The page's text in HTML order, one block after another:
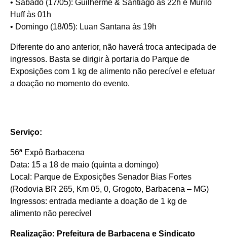
• Sábado (17/05): Guilherme & Santiago às 22h e Murilo
Huff às 01h
• Domingo (18/05): Luan Santana às 19h
Diferente do ano anterior, não haverá troca antecipada de
ingressos. Basta se dirigir à portaria do Parque de
Exposições com 1 kg de alimento não perecível e efetuar
a doação no momento do evento.
Serviço:
56ª Expô Barbacena
Data: 15 a 18 de maio (quinta a domingo)
Local: Parque de Exposições Senador Bias Fortes
(Rodovia BR 265, Km 05, 0, Grogoto, Barbacena – MG)
Ingressos: entrada mediante a doação de 1 kg de
alimento não perecível
Realização: Prefeitura de Barbacena e Sindicato